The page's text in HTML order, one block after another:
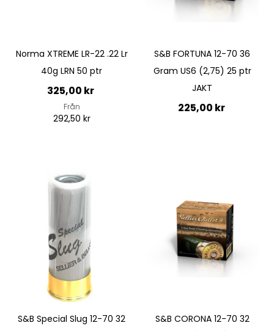
Norma XTREME LR-22 .22 Lr
40g LRN 50 ptr
325,00 kr
Från
292,50 kr
Quickview
S&B FORTUNA 12-70 36
Gram US6 (2,75) 25 ptr
JAKT
225,00 kr
S&B Special Slug 12-70 32
S&B CORONA 12-70 32